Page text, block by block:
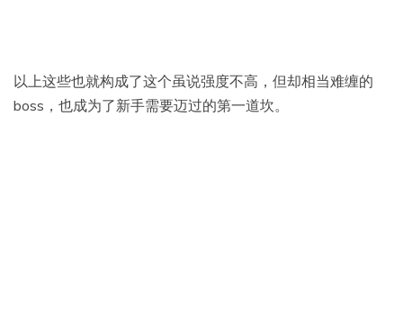
以上这些也就构成了这个虽说强度不高，但却相当难缠的
boss，也成为了新手需要迈过的第一道坎。